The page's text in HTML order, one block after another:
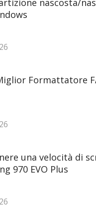
nascosta/
Formattatore
una velocità di
970 EVO Plus